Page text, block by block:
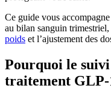
Ce guide vous
au bilan sanguin trimestriel,
poids et l’ajustement des
Pourquoi le suivi
traitement GLP-